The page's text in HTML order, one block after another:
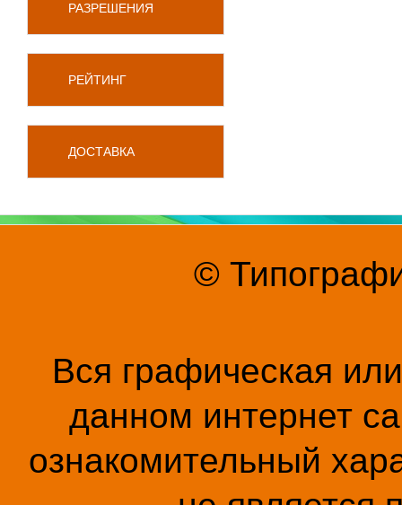
РАЗРЕШЕНИЯ
РЕЙТИНГ
ДОСТАВКА
©
Вся графическая
данном интернет
ознакомительный